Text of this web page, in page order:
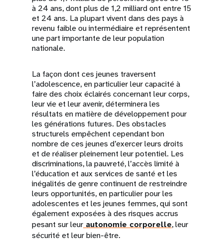
à 24 ans, dont plus de 1,2 milliard ont entre 15
et 24 ans. La plupart vivent dans des pays à
revenu faible ou intermédiaire et représentent
une part importante de leur population
nationale.
La façon dont ces jeunes traversent
l’adolescence, en particulier leur capacité à
faire des choix éclairés concernant leur corps,
leur vie et leur avenir, déterminera les
résultats en matière de développement pour
les générations futures. Des obstacles
structurels empêchent cependant bon
nombre de ces jeunes d’exercer leurs droits
et de réaliser pleinement leur potentiel. Les
discriminations, la pauvreté, l’accès limité à
l’éducation et aux services de santé et les
inégalités de genre continuent de restreindre
leurs opportunités, en particulier pour les
adolescentes et les jeunes femmes, qui sont
également exposées à des risques accrus
pesant sur leur autonomie corporelle, leur
sécurité et leur bien-être.